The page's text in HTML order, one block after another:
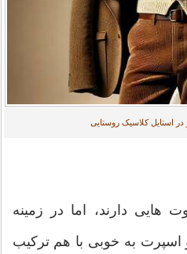
در استایل کلاسیک روستایی
هایی دارند، اما در زمینه
به خوبی با هم ترکیب